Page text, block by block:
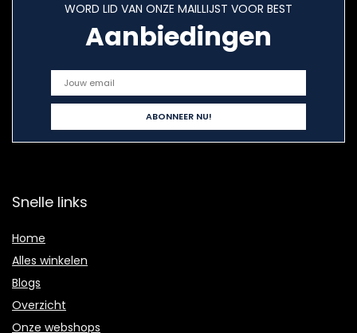
WORD LID VAN ONZE MAILLIJST VOOR BEST
Aanbiedingen
Snelle links
Home
Alles winkelen
Blogs
Overzicht
Onze webshops